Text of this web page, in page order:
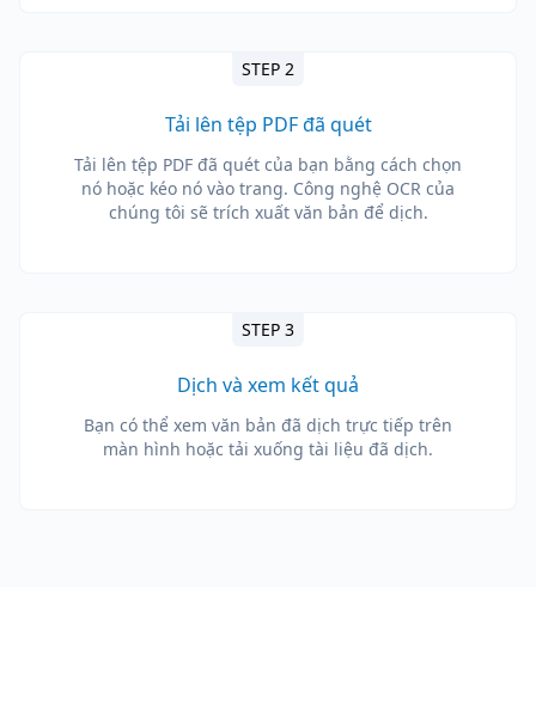
STEP 2
Tải lên tệp PDF đã quét
Tải lên tệp PDF đã quét của bạn bằng cách chọn
nó hoặc kéo nó vào trang. Công nghệ OCR của
chúng tôi sẽ trích xuất văn bản để dịch.
STEP 3
Dịch và xem kết quả
Bạn có thể xem văn bản đã dịch trực tiếp trên
màn hình hoặc tải xuống tài liệu đã dịch.